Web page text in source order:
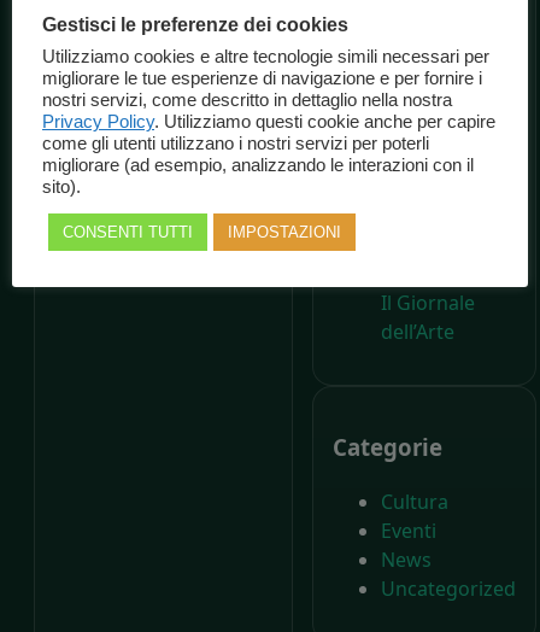
Spettacolo
A 200 anni
dalla nascita di
Carlo Collodi,
Il Giornale
dell’Arte
Categorie
Cultura
Eventi
News
Uncategorized
Gestisci le preferenze dei cookies
Utilizziamo cookies e altre tecnologie simili necessari per
migliorare le tue esperienze di navigazione e per fornire i
nostri servizi, come descritto in dettaglio nella nostra
Privacy Policy. Utilizziamo questi cookie anche per capire
come gli utenti utilizzano i nostri servizi per poterli
migliorare (ad esempio, analizzando le interazioni con il
sito).
CONSENTI TUTTI IMPOSTAZIONI